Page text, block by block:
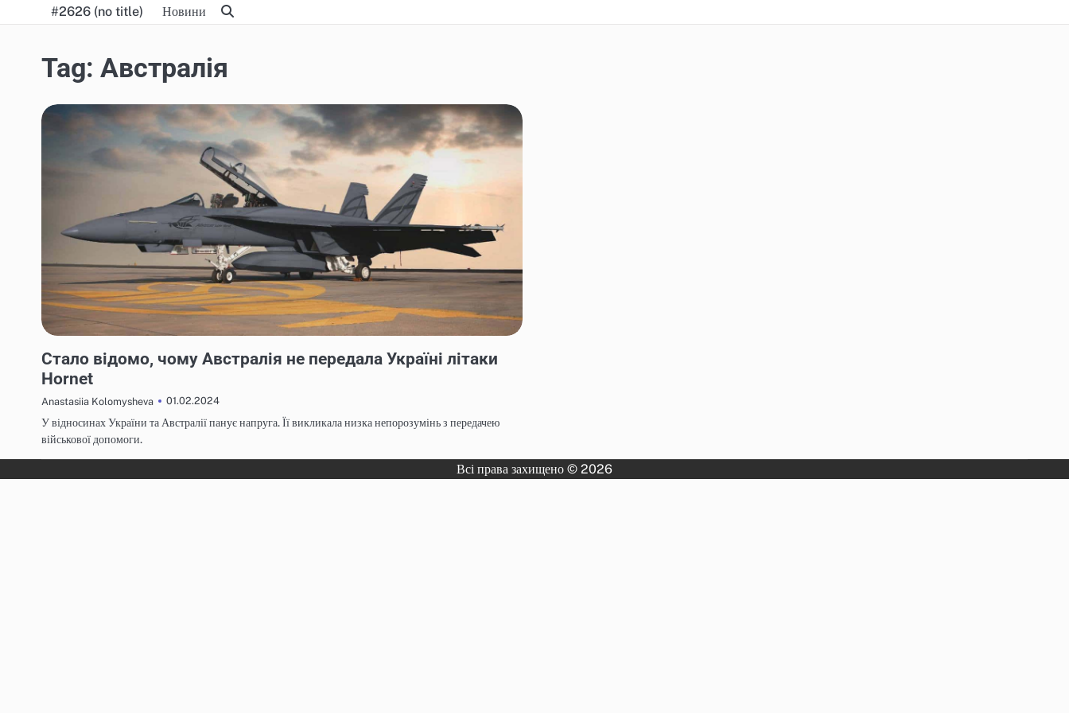
to
#2626 (no title) Новини
Tag: Австралія
Стало відомо, чому Австралія не передала Україні літаки
Hornet
Anastasiia Kolomysheva 01.02.2024
У відносинах України та Австралії панує напруга. Її викликала низка непорозумінь з передачею
військової допомоги.
Всі права захищено © 2026